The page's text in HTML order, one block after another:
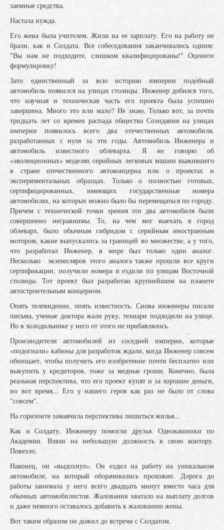
заемные средства.
Настала нужда.
Его жена была учителем. Жили на ее зарплату. Его на работу не
брали, как и Солдата. Все собеседования заканчивались одним:
"Вы нам не подходите, слишком квалифицированы!" Оцените
формулировку!
Зато единственный за всю историю империи подобный
автомобиль появился на улицах столицы. Инженер добился того,
что научная и техническая часть его проекта была успешно
завершена. Много это или мало? Не знаю. Только вот, за почти
тридцать лет со времен распада общества Созидания на улицах
империи появилось всего два отечественных автомобиля,
разработанных с нуля за эти годы. Автомобиль Инженера и
автомобиль известного облеварха. Я не говорю об
«эволюционных» моделях серийных легковых машин выжившего
в стране отечественного автоконцерна или о проектах и
экспериментальных образцах. Только о полностью готовых,
сертифицированных, имеющих государственные номера
автомобилях, на которых можно было бы перемещаться по городу.
Причем с технической точки зрения эти два автомобиля были
совершенно несравнимы. То, на чем мог выехать в город
облеварх, было обычным гибридом с серийным иностранным
мотором, какие выпускались за границей во множестве, а у того,
что разработал Инженер, в мире был только один аналог.
Несколько экземпляров этого аналога также прошли все круги
сертификации, получили номера и ездили по улицам Восточной
столицы. Тот проект был разработан крупнейшим на планете
автостроительным концерном.
Опять телевидение, опять известность. Снова инженеры писали
письма, ученые доктора жали руку, технари подходили на улице.
Но в холодильнике у него от этого не прибавлялось.
Производители автомобилей из соседней империи, которые
«подогнали» кабины для разработок ждали, когда Инженер совсем
обнищает, чтобы получить его изобретение почти бесплатно или
выкупить у кредиторов, тоже за медные гроши. Конечно, была
реальная перспектива, что его проект купят и за хорошие деньги,
но вот время... Его у нашего героя как раз не было от слова
"совсем".
На горизонте замаячила перспектива лишиться жилья...
Как и Солдату, Инженеру помогли друзья. Однокашники по
Академии. Взяли на небольшую должность в свою контору.
Повезло.
Наконец, он «выдохнул». Он ездил на работу на уникальном
автомобиле, на который оборачивались прохожие. Дорога до
работы занимала у него всего двадцать минут вместо часа для
обычных автомобилистов. Жалования хватало на выплату долгов
и даже немного оставалось добавить к жалованию жены.
Вот таким образом он дожил до встречи с Солдатом.